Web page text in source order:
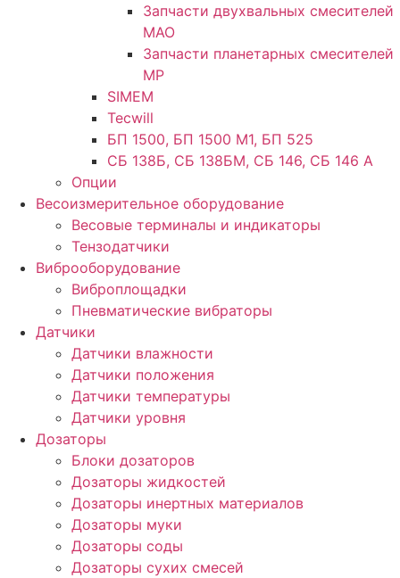
Запчасти двухвальных смесителей
MAO
Запчасти планетарных смесителей
MP
SIMEM
Tecwill
БП 1500, БП 1500 М1, БП 525
СБ 138Б, СБ 138БМ, СБ 146, СБ 146 А
Опции
Весоизмерительное оборудование
Весовые терминалы и индикаторы
Тензодатчики
Виброоборудование
Виброплощадки
Пневматические вибраторы
Датчики
Датчики влажности
Датчики положения
Датчики температуры
Датчики уровня
Дозаторы
Блоки дозаторов
Дозаторы жидкостей
Дозаторы инертных материалов
Дозаторы муки
Дозаторы соды
Дозаторы сухих смесей